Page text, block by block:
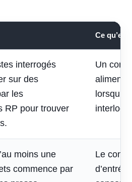
Ce
interrogés
sur des
les
RP pour trouver
Un
lorsqu’il
moins une
commence par
Le